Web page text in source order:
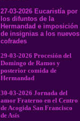
27-03-2026 Eucaristía por
los difuntos de la
Hermandad e imposición
de insignias a los nuevos
cofrades
29-03-2026 Procesión del
Domingo de Ramos y
posterior comida de
Hermandad
30-03-2026 Jornada del
amor Fraterno en el Centro
de Acogida San Francisco
de Asís